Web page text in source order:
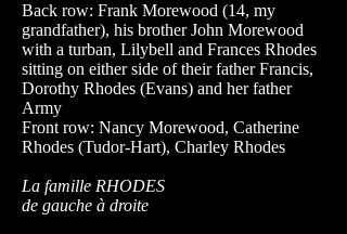
Back row: Frank Morewood (14, my
grandfather), his brother John Morewood
with a turban, Lilybell and Frances Rhodes
sitting on either side of their father Francis,
Dorothy Rhodes (Evans) and her father
Army
Front row: Nancy Morewood, Catherine
Rhodes (Tudor-Hart), Charley Rhodes
La famille RHODES
de gauche à droite